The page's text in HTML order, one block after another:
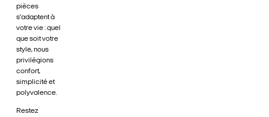
pièces
s'adaptent à
votre vie : quel
que soit votre
style, nous
privilégions
confort,
simplicité et
polyvalence.
Restez